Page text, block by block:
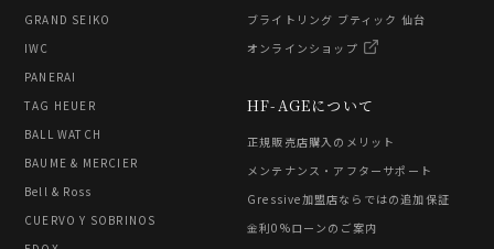
GRAND SEIKO
IWC
PANERAI
TAG HEUER
BALL WATCH
BAUME & MERCIER
Bell & Ross
CUERVO Y SOBRINOS
HF-AGEについて
正規販売店購入のメリット
メンテナンス・アフターサポート
Gressive加盟店ならではの追加保証
金利0%ローンのご案内
ブライトリング ブティック 仙台
オンラインショップ